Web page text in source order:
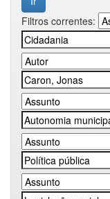
Filtros correntes: